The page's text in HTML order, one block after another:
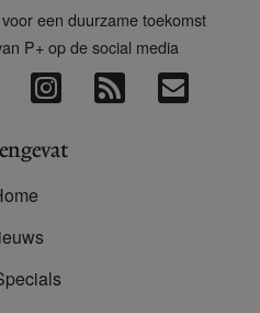
een duurzame toekomst
P+ op de social media